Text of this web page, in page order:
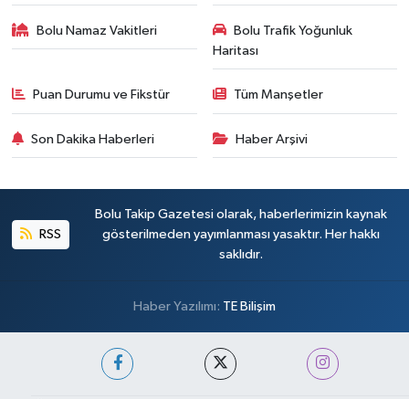
Bolu Namaz Vakitleri
Bolu Trafik Yoğunluk
Haritası
Puan Durumu ve Fikstür Tüm Manşetler
Son Dakika Haberleri Haber Arşivi
RSS
Bolu Takip Gazetesi olarak, haberlerimizin kaynak
gösterilmeden yayımlanması yasaktır. Her hakkı
saklıdır.
Haber Yazılımı: TE Bilişim